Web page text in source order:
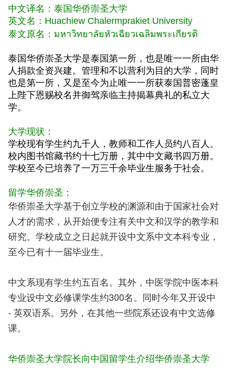
中文译名：泰国华侨崇圣大学
英文名： Huachiew Chalermprakiet University
泰文原名：มหาวิทยาลัยหัวเฉียวเฉลิมพระเกียรติ
泰国华侨崇圣大学是泰国第一所，也是唯一一所由华
人捐款全资兴建。管理和不以营利为目的大学，同时
也是第一所，又是至今为止唯一一所获泰国普密蓬皇
上陛下恩赐校名并御驾亲临主持揭幕典礼的私立大
学。
大学现状：
学校现有学生约九千人，教师和工作人员约八百人。
校内图书馆藏书约十七万册，其中中文藏书四万册。
学校至今已培养了一万三千余毕业生服务于社会。
留学华侨崇圣：
华侨崇圣大学基于创立学校的渊源和由于国家社会对
人才的需求，从开始便专注有关中文和汉学的教学和
研究。学校成立之日起就开设中文系中文本科专业，
至今已有十一届毕业生。
中文系现有学生约五百名。其外，中医学院中医本科
专业设中文必修课学生约300名。同时今年又开设中
- 英双语系。另外，在其他一些院系还设有中文选修
课。
华侨崇圣大学院长向中国留学生介绍华侨崇圣大学